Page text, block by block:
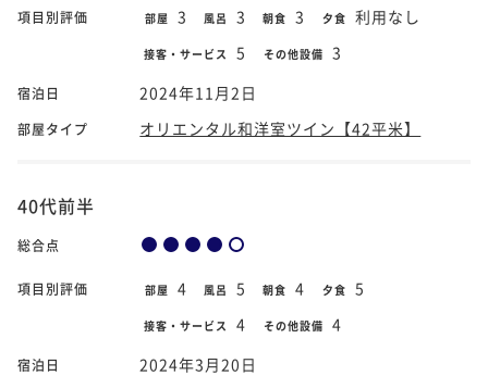
項目別評価 部屋 3 風呂 3 朝食 3 夕食 利用なし
接客・サービス 5 その他設備 3
宿泊日 2024年11月2日
部屋タイプ オリエンタル和洋室ツイン【42平米】
40代前半
総合点
項目別評価 部屋 4 風呂 5 朝食 4 夕食 5
接客・サービス 4 その他設備 4
宿泊日 2024年3月20日